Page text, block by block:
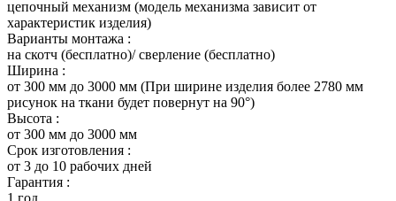
цепочный механизм (модель механизма зависит от
характеристик изделия)
Варианты монтажа :
на скотч (бесплатно)/ сверление (бесплатно)
Ширина :
от 300 мм до 3000 мм (При ширине изделия более 2780 мм
рисунок на ткани будет повернут на 90°)
Высота :
от 300 мм до 3000 мм
Срок изготовления :
от 3 до 10 рабочих дней
Гарантия :